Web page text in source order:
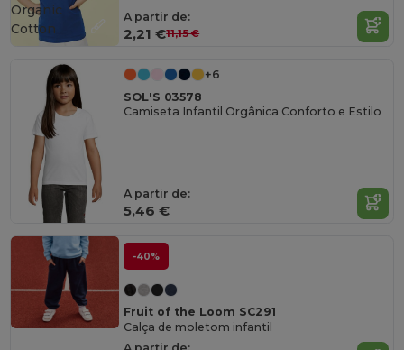
A partir de:
2,21 €11,15 €
Organic
Cotton
+6
SOL'S 03578
Camiseta Infantil Orgânica Conforto e Estilo
A partir de:
5,46 €
-40%
Fruit of the Loom SC291
Calça de moletom infantil